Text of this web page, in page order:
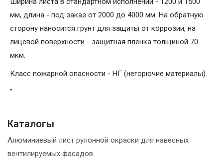
мм, длина - под заказ от 2000 до 4000 мм. На обратную
сторону наносится грунт для защиты от коррозии, на
лицевой поверхности - защитная пленка толщиной 70
мкм.
Класс пожарной опасности - НГ (негорючие материалы).
"
Каталогы
Алюминиевый лист рулонной окраски для навесных
вентилируемых фасадов